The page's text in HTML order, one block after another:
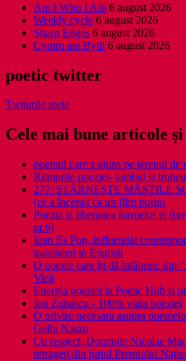
Am I Who I Am 6 august 2026
Weekly cycle 6 august 2026
Sharp Edges 6 august 2026
Cymru am Byth 6 august 2026
poetic twitter
Twiturile mele
Cele mai bune articole
poemul care a ajuns pe terenul de
Ritmurile poeziei- iambul și
277/ STÂRNEȘTE MĂȘTILE
(ce a început ca un film porno
Poezia şi libertatea formelor ei
nr.6)
Ioan Es Pop, influential
translated in English
O poezie care îți dă întâlnire: din
Vică
Energia poeziei la Poetic Hub și
Ion Zubascu - 100% viata poeziei
O privire necesara asupra
Gellu Naum
Cu respect, Domnule Nicolae
retrageţi din juriul Premiului